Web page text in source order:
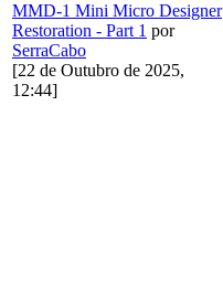
MMD-1 Mini Micro Designer
Restoration - Part 1 por
SerraCabo
[22 de Outubro de 2025,
12:44]